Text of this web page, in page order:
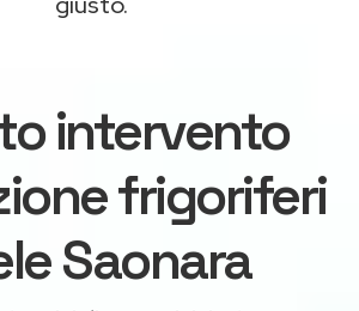
intervento
frigoriferi
Saonara